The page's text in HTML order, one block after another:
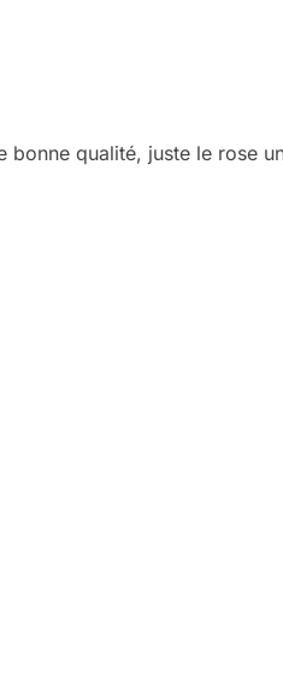
bonne qualité, juste le rose